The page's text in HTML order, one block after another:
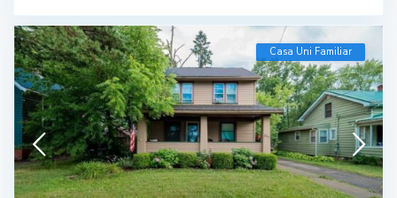
Casa Uni Familiar